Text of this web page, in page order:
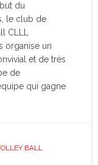
du
le club de
CLLL
organise un
et de très
de
qui gagne
BALL